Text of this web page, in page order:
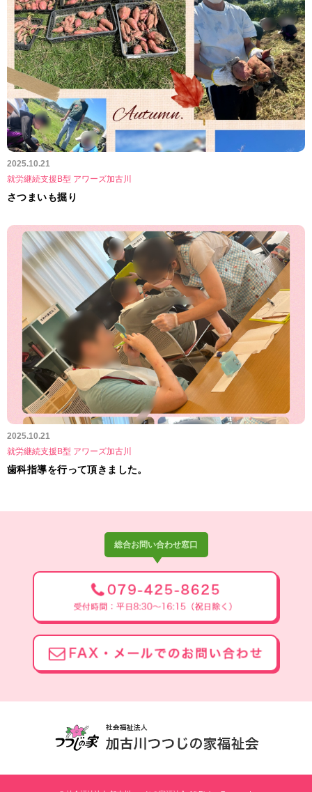
2025.10.21
就労継続支援B型 アワーズ加古川
さつまいも掘り
2025.10.21
就労継続支援B型 アワーズ加古川
歯科指導を行って頂きました。
総合お問い合わせ窓口